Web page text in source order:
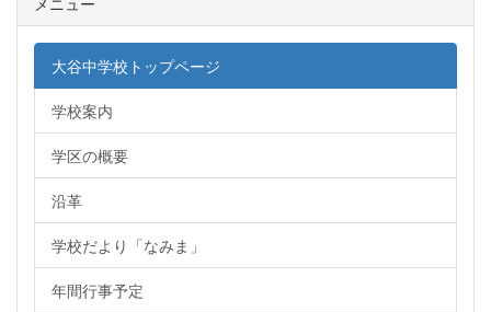
大谷中学校トップページ
学校案内
学区の概要
沿革
学校だより「なみま」
年間行事予定